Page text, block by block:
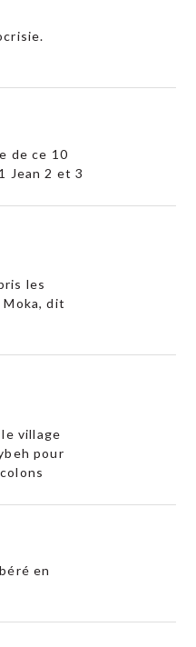
de ce 10
Jean 2 et 3
les
dit
le village
pour
en